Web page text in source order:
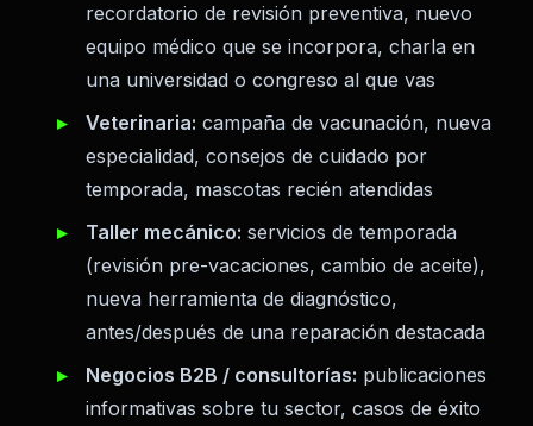
recordatorio de revisión preventiva, nuevo
equipo médico que se incorpora, charla en
una universidad o congreso al que vas
Veterinaria: campaña de vacunación, nueva
especialidad, consejos de cuidado por
temporada, mascotas recién atendidas
Taller mecánico: servicios de temporada
(revisión pre-vacaciones, cambio de aceite),
nueva herramienta de diagnóstico,
antes/después de una reparación destacada
Negocios B2B / consultorías: publicaciones
informativas sobre tu sector, casos de éxito